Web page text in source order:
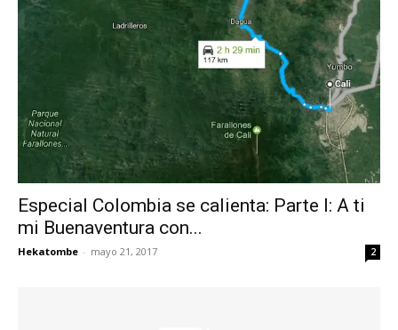
Especial Colombia se calienta: Parte I: A ti
mi Buenaventura con...
Hekatombe - mayo 21, 2017 2